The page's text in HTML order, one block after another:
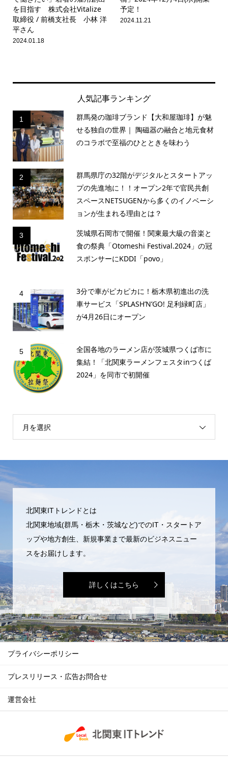
を目指す 株式会社Vitalize
取締役 / 前橋支社長 小林 洋
平さん
2024.01.18
予定！
2024.11.21
人気記事ランキング
1
群馬発の珈琲ブランド【大和屋珈琲】が魅
せる独自の世界｜ 陶磁器の融合と地元食材
のコラボで至福のひとときを味わう
2
群馬県庁の32階がデジタルとスタートアッ
プの先進地に！！オープン2年で官民共創
スペースNETSUGENから多くのイノベーシ
ョンが生まれる理由とは？
3
茨城県石岡市で開催！関東最大級の音楽と
食の祭典「Otomeshi Festival.2024」の冠
スポンサーにKDDI「povo」
4
3分で車がピカピカに！栃木県初進出の洗
車サービス「SPLASH’N’GO! 足利緑町店」
が4月26日にオープン
5
全国各地のラーメン店が茨城県つくば市に
集結！「北関東ラーメンフェスタinつくば
2024」を同市で初開催
月を選択
北関東ITトレンドとは
北関東地域(群馬・栃木・茨城など)でのIT・スタートア
ップや地方創生、新規事業まで最新のビジネスニュー
スをお届けします。
詳しくはこちら
プライバシーポリシー
プレスリリース・広告お問合せ
運営会社